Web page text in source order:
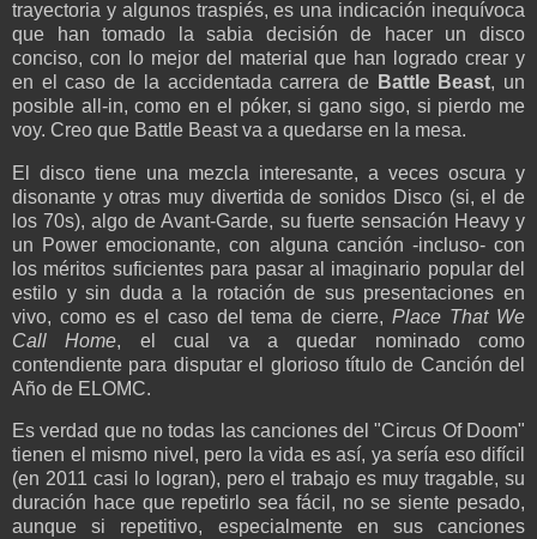
trayectoria y algunos traspiés, es una indicación inequívoca
que han tomado la sabia decisión de hacer un disco
conciso, con lo mejor del material que han logrado crear y
en el caso de la accidentada carrera de Battle Beast, un
posible all-in, como en el póker, si gano sigo, si pierdo me
voy. Creo que Battle Beast va a quedarse en la mesa.
El disco tiene una mezcla interesante, a veces oscura y
disonante y otras muy divertida de sonidos Disco (si, el de
los 70s), algo de Avant-Garde, su fuerte sensación Heavy y
un Power emocionante, con alguna canción -incluso- con
los méritos suficientes para pasar al imaginario popular del
estilo y sin duda a la rotación de sus presentaciones en
vivo, como es el caso del tema de cierre,Place That We
Call Home, el cual va a quedar nominado como
contendiente para disputar el glorioso título de Canción del
Año de ELOMC.
Es verdad que no todas las canciones del "Circus Of Doom"
tienen el mismo nivel, pero la vida es así, ya sería eso difícil
(en 2011 casi lo logran), pero el trabajo es muy tragable, su
duración hace que repetirlo sea fácil, no se siente pesado,
aunque si repetitivo, especialmente en sus canciones